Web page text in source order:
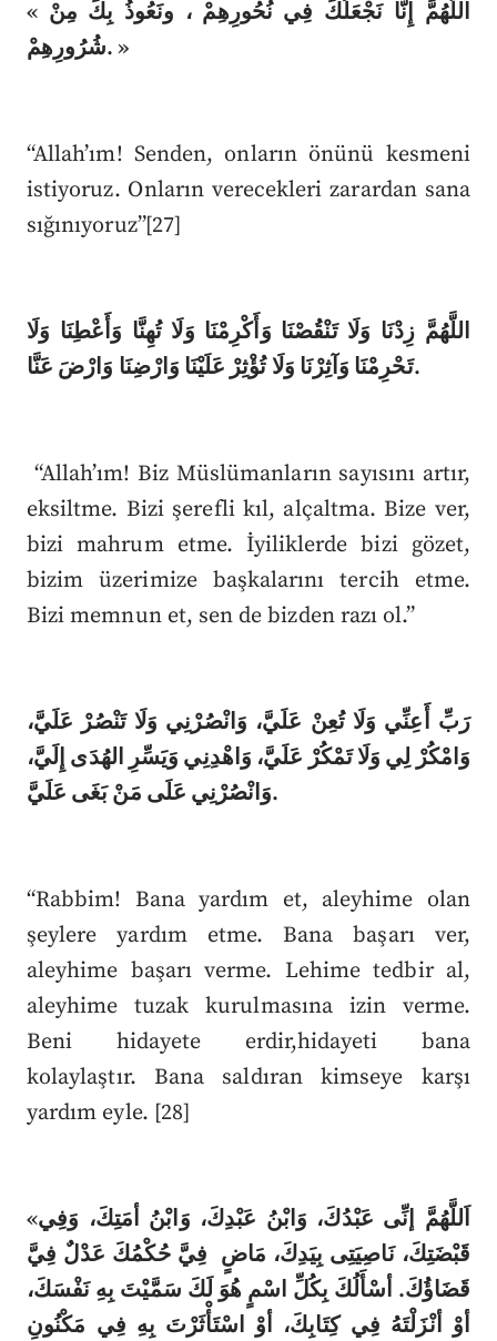
« اللَّهُمَّ إِنَّا نَجْعَلُكَ فِي نُحُورِهِمْ ، ونَعُوذُ بِكَ مِنْ
شُرُورِهِمْ. »
“Allah’ım! Senden, onların önünü kesmeni
istiyoruz. Onların verecekleri zarardan sana
sığınıyoruz”[27]
اللَّهُمَّ زِدْنَا وَلَا تَنْقُصْنَا وَأَكْرِمْنَا وَلَا تُهِنَّا وَأَعْطِنَا وَلَا
تَحْرِمْنَا وَآثِرْنَا وَلَا تُؤْثِرْ عَلَيْنَا وَارْضِنَا وَارْضَ عَنَّا.
“Allah’ım! Biz Müslümanların sayısını artır,
eksiltme. Bizi şerefli kıl, alçaltma. Bize ver,
bizi mahrum etme. İyiliklerde bizi gözet,
bizim üzerimize başkalarını tercih etme.
Bizi memnun et, sen de bizden razı ol.”
رَبِّ أَعِنِّي وَلَا تُعِنْ عَلَيَّ، وَانْصُرْنِي وَلَا تَنْصُرْ عَلَيَّ،
وَامْكُرْ لِي وَلَا تَمْكُرْ عَلَيَّ، وَاهْدِنِي وَيَسِّرِ الهُدَى إِلَيَّ،
وَانْصُرْنِي عَلَى مَنْ بَغَى عَلَيَّ.
“Rabbim! Bana yardım et, aleyhime olan
şeylere yardım etme. Bana başarı ver,
aleyhime başarı verme. Lehime tedbir al,
aleyhime tuzak kurulmasına izin verme.
Beni hidayete erdir,hidayeti bana
kolaylaştır. Bana saldıran kimseye karşı
yardım eyle. [28]
«اَللَّهُمَّ إنِّى عَبْدُكَ، وَابْنُ عَبْدِكَ، وَابْنُ أمَتِكَ، وَفِي
قَبْضَتِكَ، نَاصِيَتِى بِيَدِكَ، مَاضٍ فِيَّ حُكْمُكَ عَدْلٌ فِيَّ
قَضَاؤُكَ. أسْأَلُكَ بِكُلِّ اسْمٍ هُوَ لَكَ سَمَّيْتَ بِهِ نَفْسَكَ،
أوْ أنْزَلْتَهُ فِي كِتَابِكَ، أوْ اسْتَأْثَرْتَ بِهِ فِي مَكْنُونِ